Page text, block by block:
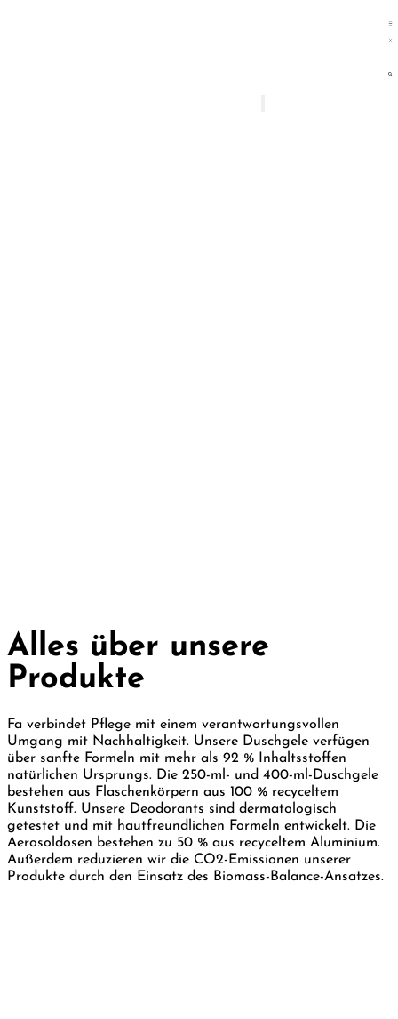
Alles über unsere
Produkte
Fa verbindet Pflege mit einem verantwortungsvollen
Umgang mit Nachhaltigkeit. Unsere Duschgele verfügen
über sanfte Formeln mit mehr als 92 % Inhaltsstoffen
natürlichen Ursprungs. Die 250-ml- und 400-ml-Duschgele
bestehen aus Flaschenkörpern aus 100 % recyceltem
Kunststoff. Unsere Deodorants sind dermatologisch
getestet und mit hautfreundlichen Formeln entwickelt. Die
Aerosoldosen bestehen zu 50 % aus recyceltem Aluminium.
Außerdem reduzieren wir die CO2-Emissionen unserer
Produkte durch den Einsatz des Biomass-Balance-Ansatzes.